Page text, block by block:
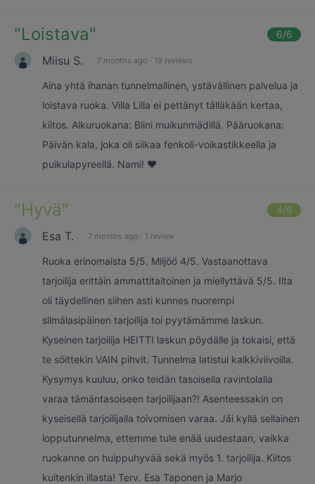
"Loistava" 6/6
Miisu S. 7 months ago · 19 reviews
Aina yhtä ihanan tunnelmallinen, ystävällinen palvelua ja
loistava ruoka. Villa Lilla ei pettänyt tälläkään kertaa,
kiitos. Alkuruokana: Blini muikunmädillä. Pääruokana:
Päivän kala, joka oli siikaa fenkoli-voikastikkeella ja
puikulapyreellä. Nami! ❤️
"Hyvä" 4/6
Esa T. 7 months ago · 1 review
Ruoka erinomaista 5/5. Miljöö 4/5. Vastaanottava
tarjoilija erittäin ammattitaitoinen ja miellyttävä 5/5. Ilta
oli täydellinen siihen asti kunnes nuorempi
silmälasipäinen tarjoilija toi pyytämämme laskun.
Kyseinen tarjoilija HEITTI laskun pöydälle ja tokaisi, että
te söittekin VAIN pihvit. Tunnelma latistui kalkkiviivoilla.
Kysymys kuuluu, onko teidän tasoisella ravintolalla
varaa tämäntasoiseen tarjoilijaan?! Asenteessakin on
kyseisellä tarjoilijalla toivomisen varaa. Jäi kyllä sellainen
lopputunnelma, ettemme tule enää uudestaan, vaikka
ruokanne on huippuhyvää sekä myös 1. tarjoilija. Kiitos
kuitenkin illasta! Terv. Esa Taponen ja Marjo